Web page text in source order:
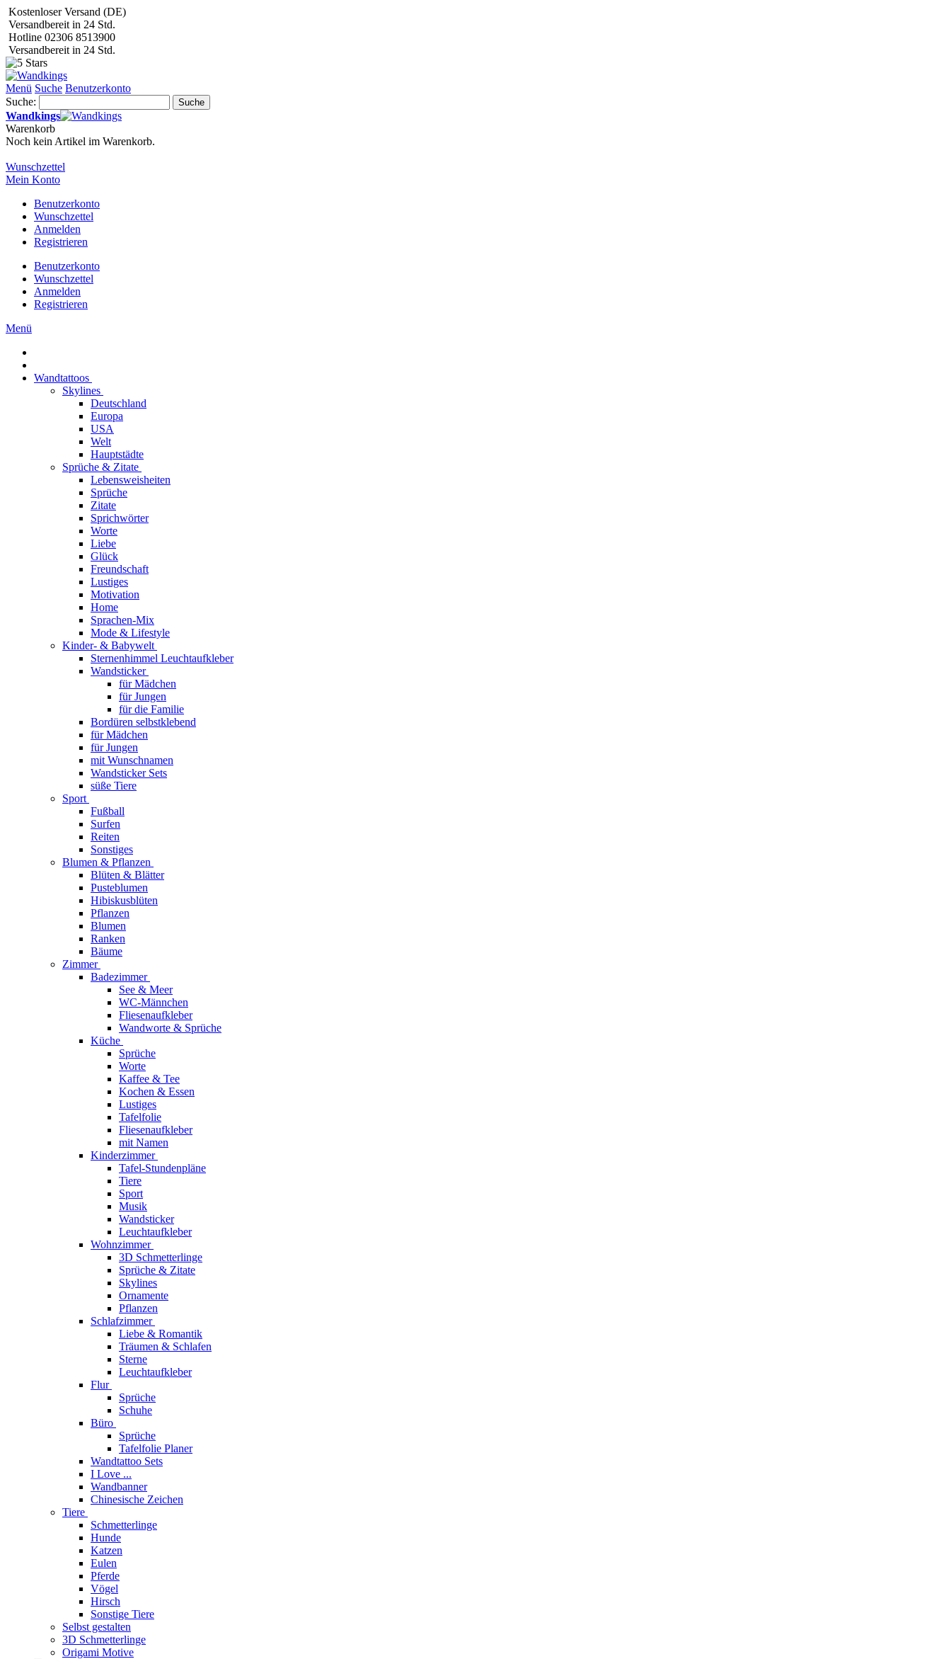
Kostenloser Versand (DE)
Versandbereit in 24 Std.
Hotline 02306 8513900
Versandbereit in 24 Std.
Menü Suche Benutzerkonto
Suche:
Suche
Wandkings
Warenkorb
Noch kein Artikel im Warenkorb.
Wunschzettel
Mein Konto
Benutzerkonto
Wunschzettel
Anmelden
Registrieren
Benutzerkonto
Wunschzettel
Anmelden
Registrieren
Menü
Wandtattoos
Skylines
Deutschland
Europa
USA
Welt
Hauptstädte
Sprüche & Zitate
Lebensweisheiten
Sprüche
Zitate
Sprichwörter
Worte
Liebe
Glück
Freundschaft
Lustiges
Motivation
Home
Sprachen-Mix
Mode & Lifestyle
Kinder- & Babywelt
Sternenhimmel Leuchtaufkleber
Wandsticker
für Mädchen
für Jungen
für die Familie
Bordüren selbstklebend
für Mädchen
für Jungen
mit Wunschnamen
Wandsticker Sets
süße Tiere
Sport
Fußball
Surfen
Reiten
Sonstiges
Blumen & Pflanzen
Blüten & Blätter
Pusteblumen
Hibiskusblüten
Pflanzen
Blumen
Ranken
Bäume
Zimmer
Badezimmer
See & Meer
WC-Männchen
Fliesenaufkleber
Wandworte & Sprüche
Küche
Sprüche
Worte
Kaffee & Tee
Kochen & Essen
Lustiges
Tafelfolie
Fliesenaufkleber
mit Namen
Kinderzimmer
Tafel-Stundenpläne
Tiere
Sport
Musik
Wandsticker
Leuchtaufkleber
Wohnzimmer
3D Schmetterlinge
Sprüche & Zitate
Skylines
Ornamente
Pflanzen
Schlafzimmer
Liebe & Romantik
Träumen & Schlafen
Sterne
Leuchtaufkleber
Flur
Sprüche
Schuhe
Büro
Sprüche
Tafelfolie Planer
Wandtattoo Sets
I Love ...
Wandbanner
Chinesische Zeichen
Tiere
Schmetterlinge
Hunde
Katzen
Eulen
Pferde
Vögel
Hirsch
Sonstige Tiere
Selbst gestalten
3D Schmetterlinge
Origami Motive